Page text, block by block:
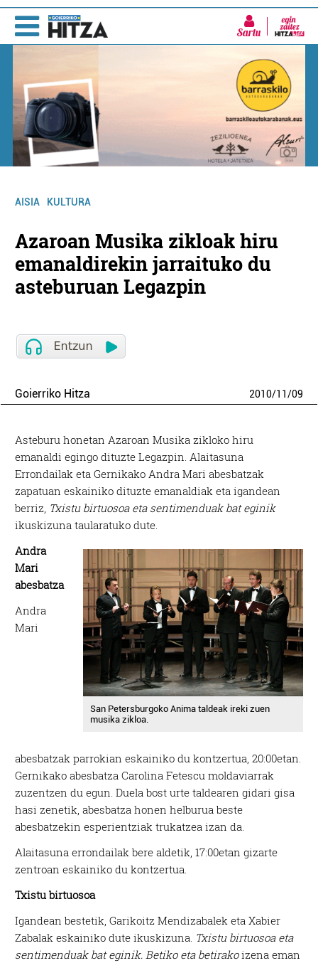
Sartu
AISIA KULTURA
Azaroan Musika zikloak hiru
emanaldirekin jarraituko du
asteburuan Legazpin
Goierriko Hitza 2010/11/09
Asteburu honetan Azaroan Musika zikloko hiru
emanaldi egingo dituzte Legazpin. Alaitasuna
Errondailak eta Gernikako Andra Mari abesbatzak
zapatuan eskainiko dituzte emanaldiak eta igandean
berriz, Txistu birtuosoa eta sentimenduak bat eginik
ikuskizuna taularatuko dute.
San Petersburgoko Anima taldeak ireki zuen
musika zikloa.
Andra
Mari
abesbatza
Andra
Mari
abesbatzak parrokian eskainiko du kontzertua, 20:00etan.
Gernikako abesbatza Carolina Fetescu moldaviarrak
zuzentzen du egun. Duela bost urte taldearen gidari gisa
hasi zenetik, abesbatza honen helburua beste
abesbatzekin esperientziak trukatzea izan da.
Alaitasuna errondailak bere aldetik, 17:00etan gizarte
zentroan eskainiko du kontzertua.
Txistu birtuosoa
Igandean bestetik, Garikoitz Mendizabalek eta Xabier
Zabalak eskainiko dute ikuskizuna. Txistu birtuosoa eta
sentimenduak bat eginik. Betiko eta betirakoizena eman